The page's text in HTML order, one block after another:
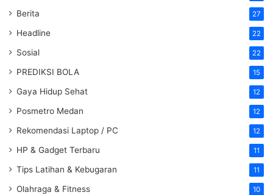
Berita 27
Headline 22
Sosial 22
PREDIKSI BOLA 15
Gaya Hidup Sehat 12
Posmetro Medan 12
Rekomendasi Laptop / PC 12
HP & Gadget Terbaru 11
Tips Latihan & Kebugaran 11
Olahraga & Fitness 10